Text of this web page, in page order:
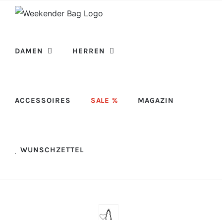
Skip
DAMEN HERREN
ACCESSOIRES SALE % MAGAZIN
WUNSCHZETTEL